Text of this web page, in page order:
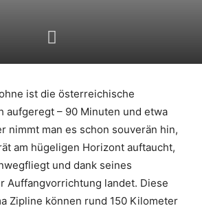
ist die österreichische
aufgeregt – 90 Minuten und etwa
nimmt man es schon souverän hin,
am hügeligen Horizont auftaucht,
und dank seines
Auffangvorrichtung landet. Diese
Zipline können rund 150 Kilometer